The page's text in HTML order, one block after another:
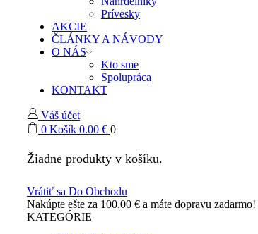
Prívesky
AKCIE
ČLÁNKY A NÁVODY
O NÁS
Kto sme
Spolupráca
KONTAKT
Váš účet
0 Košík 0.00 € 0
Žiadne produkty v košíku.
Vrátiť sa Do Obchodu
Nakúpte ešte za 100.00 € a máte dopravu zadarmo!
KATEGÓRIE